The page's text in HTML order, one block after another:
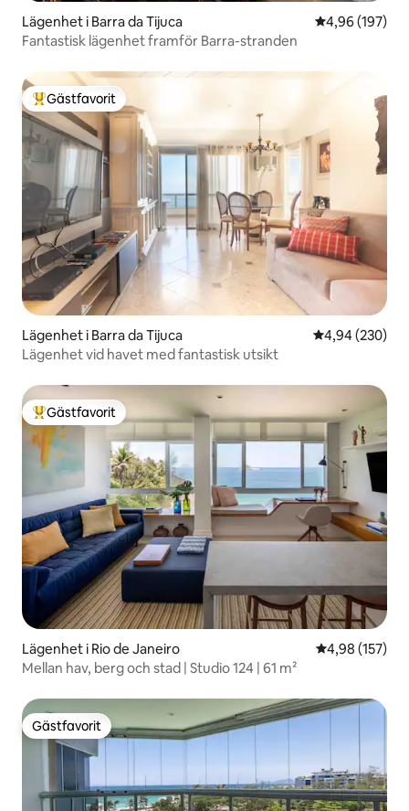
Lägenhet i Barra da Tijuca 4,96 av 5 i
4,96 (197)
Fantastisk lägenhet framför Barra-stranden
Populär gästfavorit
Gästfavorit
Lägenhet i Barra da Tijuca 4,94 av 5 i
4,94 (230)
Lägenhet vid havet med fantastisk utsikt
Populär gästfavorit
Gästfavorit
Lägenhet i Rio de Janeiro 4,98 av 5 i
4,98 (157)
Mellan hav, berg och stad | Studio 124 | 61 m²
Gästfavorit
Gästfavorit